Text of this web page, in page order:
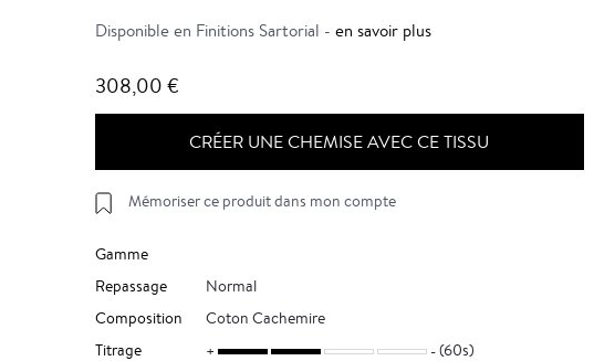
Disponible en Finitions Sartorial - en savoir plus
308,00 €
CRÉER UNE CHEMISE AVEC CE TISSU
Mémoriser ce produit dans mon compte
Gamme
Repassage
Normal
Composition
Coton Cachemire
Titrage
(60s)